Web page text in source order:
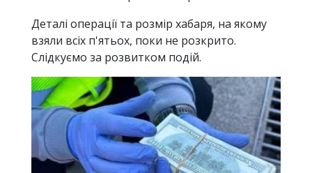
Деталі операції та розмір хабаря, на якому
взяли всіх п'ятьох, поки не розкрито.
Слідкуємо за розвитком подій.